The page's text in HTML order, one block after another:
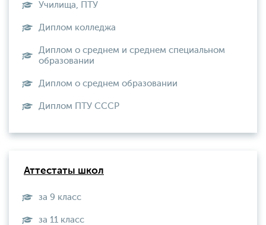
Училища, ПТУ
Диплом колледжа
Диплом о среднем и среднем специальном
образовании
Диплом о среднем образовании
Диплом ПТУ СССР
Аттестаты школ
за 9 класс
за 11 класс